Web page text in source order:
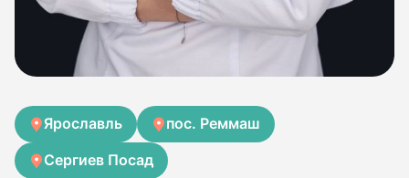
Ярославль пос. Реммаш
Сергиев Посад